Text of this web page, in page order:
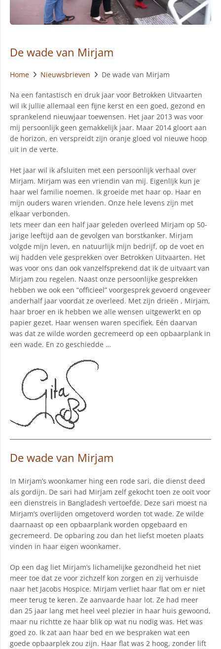
De wade van Mirjam
Home Nieuwsbrieven De wade van Mirjam
Na een fantastisch en druk jaar voor Betrokken Uitvaarten
wil ik jullie allemaal een fijne kerst en een goed, gezond en
sprankelend nieuwjaar toewensen. Het jaar 2013 was voor
mij persoonlijk geen gemakkelijk jaar. Maar 2014 gloort aan
de horizon, en verspreidt zijn oranje gloed vol nieuwe hoop
uit in de verte.
Het jaar wil ik afsluiten met een persoonlijk verhaal over
Mirjam. Mirjam was een vriendin van mij. Eigenlijk kun je
haar wel familie noemen. Ik groeide met haar op. Haar en
mijn ouders waren vrienden. Onze hele levens zijn met
elkaar verbonden.
Iets meer dan een half jaar geleden overleed Mirjam op 50-
jarige leeftijd aan de gevolgen van borstkanker. Mirjam
volgde mijn leven, en natuurlijk mijn bedrijf, op de voet en
wij hadden vele gesprekken over Betrokken Uitvaarten. Het
was voor ons dan ook vanzelfsprekend dat ik de uitvaart van
Mirjam zou regelen. Naast onze persoonlijke gesprekken
hebben we ook een “officieel” voorgesprek gevoerd ongeveer
anderhalf jaar voordat ze overleed. Met zijn drieën , Mirjam,
haar broer en ik hebben we alle wensen uitgewerkt en op
papier gezet. Haar wensen waren specifiek. Eén daarvan
was dat ze wilde worden gecremeerd op een opbaarplank in
een wade. En zo geschiedde …
De wade van Mirjam
In Mirjam’s woonkamer hing een rode sari, die dienst deed
als gordijn. De sari had Mirjam zelf gekocht toen ze ooit voor
een dienstreis in Bangladesh vertoefde. Deze sari moest na
Mirjam’s overlijden omgetoverd worden tot wade. Ze wilde
daarnaast op een opbaarplank worden opgebaard en
gecremeerd. De opbaring zou dan het liefst moeten plaats
vinden in haar eigen woonkamer.
Op een dag liet Mirjam’s lichamelijke gezondheid het niet
meer toe dat ze voor zichzelf kon zorgen en zij verhuisde
naar het Jacobs Hospice. Mirjam verliet haar flat om er niet
meer terug te keren. Ze aanvaarde haar lot. Ze had meer
dan 25 jaar lang met heel veel plezier in haar huis gewoond,
maar nu richtte ze haar blik op wat nu nodig was. Het was
goed zo. Ik zat aan haar bed en we bespraken wat een
goede opbaarplek zou zijn. Haar flat was 2 hoog, zonder lift